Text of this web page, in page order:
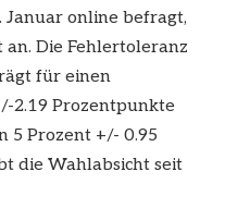
Januar online befragt,
Die Fehlertoleranz
für einen
2.19 Prozentpunkte
5 Prozent +/- 0.95
die Wahlabsicht seit